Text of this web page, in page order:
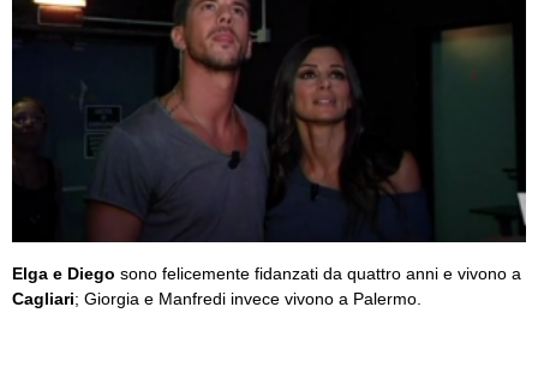
Elga e Diego sono felicemente fidanzati da quattro anni e vivono a
Cagliari; Giorgia e Manfredi invece vivono a Palermo.